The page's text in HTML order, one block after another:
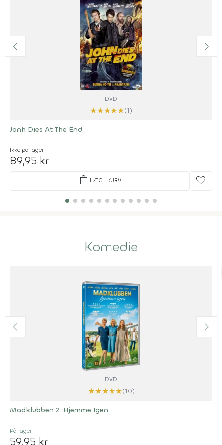
DVD
★★★★★(1)
Jonh Dies At The End
Ikke på lager
89,95 kr
shopping_bag LÆG I KURV favorite
Komedie
DVD
★★★★★(10)
Madklubben 2: Hjemme Igen
På lager
59,95 kr